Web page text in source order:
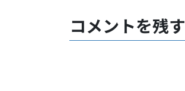
コメントを残す